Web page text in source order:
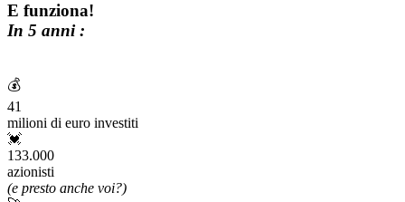
E funziona!
In 5 anni :
💰
41
milioni di euro investiti
💓
133.000
azionisti
(e presto anche voi?)